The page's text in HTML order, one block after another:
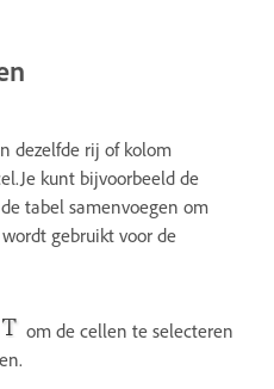
dezelfde rij of kolom
kunt bijvoorbeeld de
tabel samenvoegen om
gebruikt voor de
om de cellen te selecteren